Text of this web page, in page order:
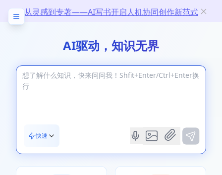
从灵感到专著——AI写书开启人机协同创作新范式
AI驱动，知识无界
快速